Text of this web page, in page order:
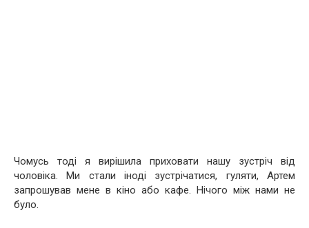
Чомусь тоді я вирішила приховати нашу зустріч від
чоловіка. Ми стали іноді зустрічатися, гуляти, Артем
запрошував мене в кіно або кафе. Нічого між нами не
було.